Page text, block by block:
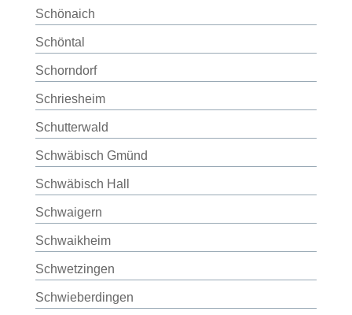
Schönaich
Schöntal
Schorndorf
Schriesheim
Schutterwald
Schwäbisch Gmünd
Schwäbisch Hall
Schwaigern
Schwaikheim
Schwetzingen
Schwieberdingen